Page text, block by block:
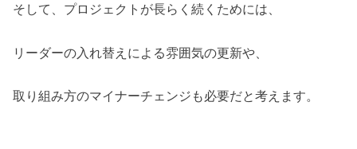
そして、プロジェクトが長らく続くためには、
リーダーの入れ替えによる雰囲気の更新や、
取り組み方のマイナーチェンジも必要だと考えます。